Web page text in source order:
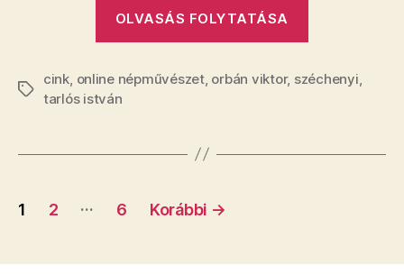
OLVASÁS FOLYTATÁSA
nyerte
Címkék
cink online népművészet, orbán viktor, széchenyi
tarlós istván
Bejegyzés
1 2 … 6 Korábbi →